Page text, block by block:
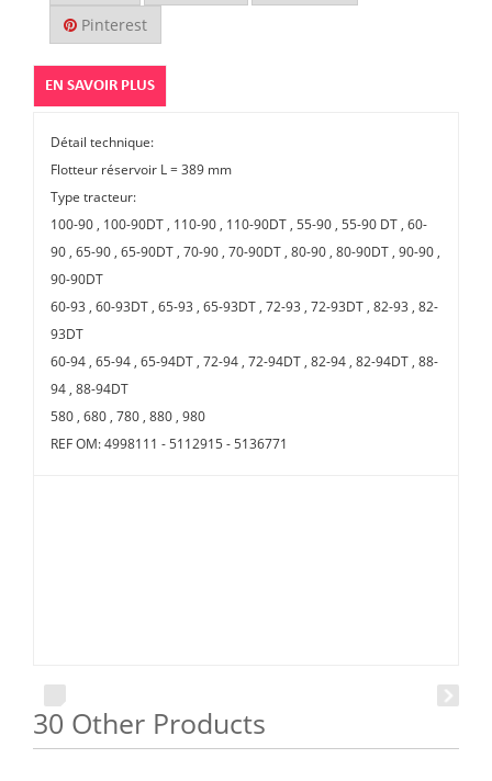
Pinterest
EN SAVOIR PLUS
Détail technique:
Flotteur réservoir L = 389 mm
Type tracteur:
100-90 , 100-90DT , 110-90 , 110-90DT , 55-90 , 55-90 DT , 60-
90 , 65-90 , 65-90DT , 70-90 , 70-90DT , 80-90 , 80-90DT , 90-90 ,
90-90DT
60-93 , 60-93DT , 65-93 , 65-93DT , 72-93 , 72-93DT , 82-93 , 82-
93DT
60-94 , 65-94 , 65-94DT , 72-94 , 72-94DT , 82-94 , 82-94DT , 88-
94 , 88-94DT
580 , 680 , 780 , 880 , 980
REF OM: 4998111 - 5112915 - 5136771
30 Other Products